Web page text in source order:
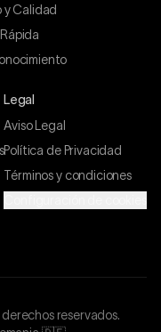
y Calidad
Legal
Aviso Legal
Política de Privacidad
Términos y condiciones
derechos reservados.